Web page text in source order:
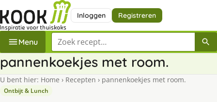
Inloggen Registreren
Menu Zoek een recept
pannenkoekjes met room.
U bent hier: Home › Recepten › pannenkoekjes met room.
Ontbijt & Lunch